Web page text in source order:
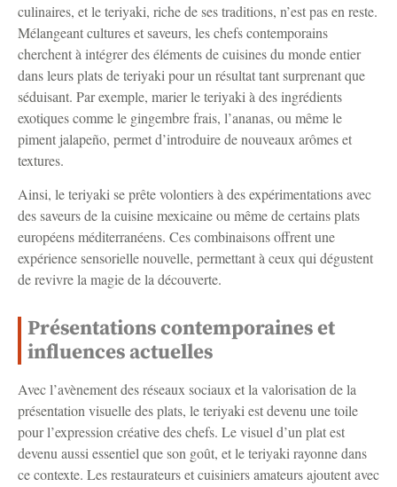
culinaires, et le teriyaki, riche de ses traditions, n’est pas en reste.
Mélangeant cultures et saveurs, les chefs contemporains
cherchent à intégrer des éléments de cuisines du monde entier
dans leurs plats de teriyaki pour un résultat tant surprenant que
séduisant. Par exemple, marier le teriyaki à des ingrédients
exotiques comme le gingembre frais, l’ananas, ou même le
piment jalapeño, permet d’introduire de nouveaux arômes et
textures.
Ainsi, le teriyaki se prête volontiers à des expérimentations avec
des saveurs de la cuisine mexicaine ou même de certains plats
européens méditerranéens. Ces combinaisons offrent une
expérience sensorielle nouvelle, permettant à ceux qui dégustent
de revivre la magie de la découverte.
Présentations contemporaines et
influences actuelles
Avec l’avènement des réseaux sociaux et la valorisation de la
présentation visuelle des plats, le teriyaki est devenu une toile
pour l’expression créative des chefs. Le visuel d’un plat est
devenu aussi essentiel que son goût, et le teriyaki rayonne dans
ce contexte. Les restaurateurs et cuisiniers amateurs ajoutent avec